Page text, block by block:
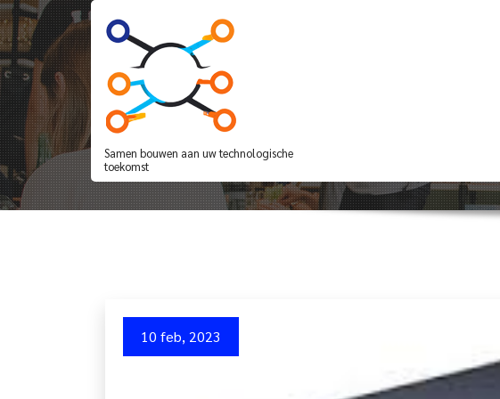
Spring
naar
de
inhoud
Samen bouwen aan uw technologische
toekomst
De Voordelen van een
UPS’s
10 feb, 2023